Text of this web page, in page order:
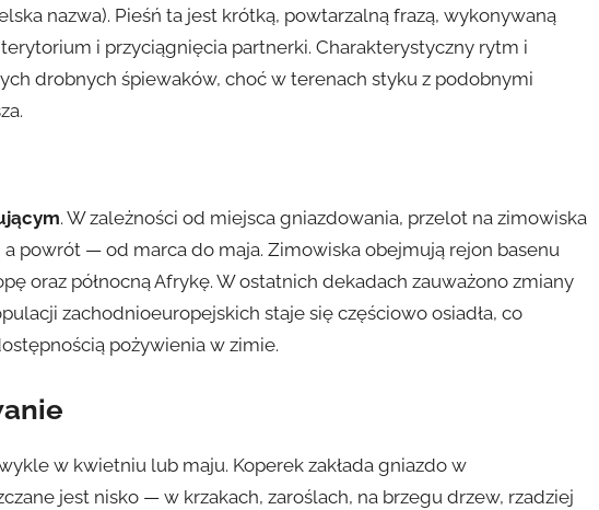
nazwa). Pieśń ta jest krótką, powtarzalną frazą, wykonywaną
i przyciągnięcia partnerki. Charakterystyczny rytm i
drobnych śpiewaków, choć w terenach styku z podobnymi
. W zależności od miejsca gniazdowania, przelot na zimowiska
powrót — od marca do maja. Zimowiska obejmują rejon basenu
oraz północną Afrykę. W ostatnich dekadach zauważono zmiany
zachodnioeuropejskich staje się częściowo osiadła, co
pożywienia w zimie.
w kwietniu lub maju. Koperek zakłada gniazdo w
jest nisko — w krzakach, zaroślach, na brzegu drzew, rzadziej